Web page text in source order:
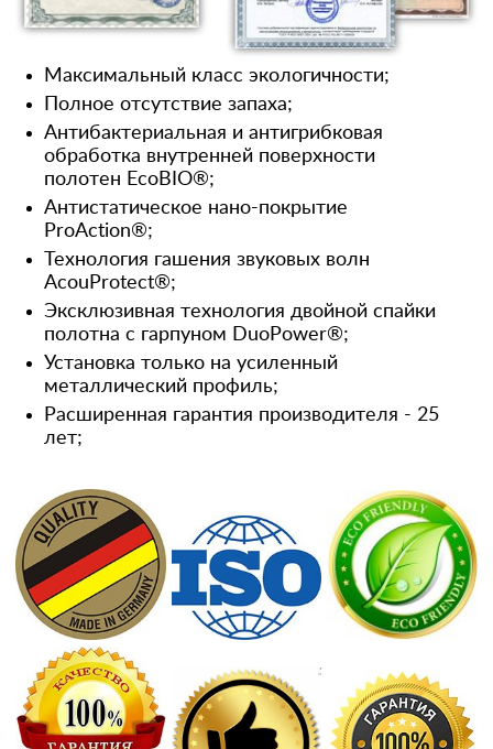
Максимальный класс экологичности;
Полное отсутствие запаха;
Антибактериальная и антигрибковая
обработка внутренней поверхности
полотен EcoBIO®;
Антистатическое нано-покрытие
ProAction®;
Технология гашения звуковых волн
AcouProtect®;
Эксклюзивная технология двойной спайки
полотна с гарпуном DuoPower®;
Установка только на усиленный
металлический профиль;
Расширенная гарантия производителя - 25
лет;